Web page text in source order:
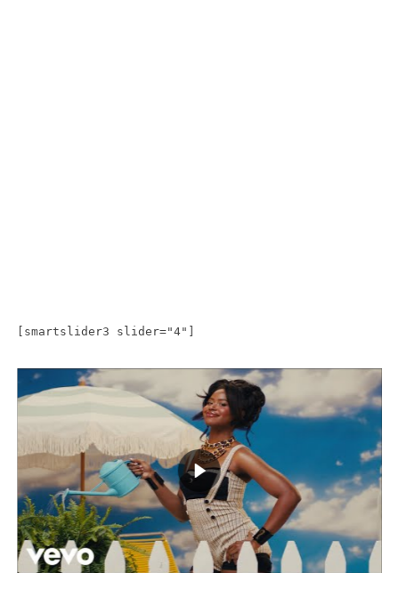
[smartslider3 slider="4"]